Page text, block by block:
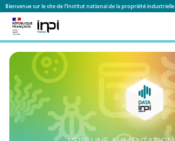
Bienvenue sur le site de l'Institut national de la propriété industrielle
Panneau de gestion des cookies